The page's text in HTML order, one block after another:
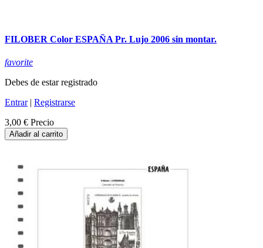
FILOBER Color ESPAÑA Pr. Lujo 2006 sin montar.
favorite
Debes de estar registrado
Entrar| Registrarse
3,00 € Precio
Añadir al carrito